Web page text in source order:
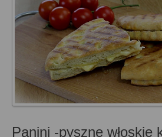
Panini -pyszne włoskie